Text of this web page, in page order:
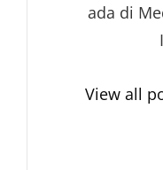
ada di
View all